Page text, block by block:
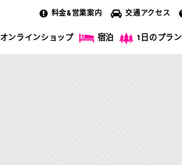
料金&営業案内 交通アクセス
オンラインショップ 宿泊 1日のプラン